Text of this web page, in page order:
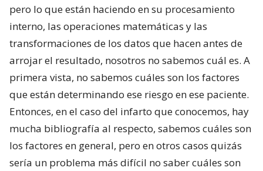
pero lo que están haciendo en su procesamiento
interno, las operaciones matemáticas y las
transformaciones de los datos que hacen antes de
arrojar el resultado, nosotros no sabemos cuál es. A
primera vista, no sabemos cuáles son los factores
que están determinando ese riesgo en ese paciente.
Entonces, en el caso del infarto que conocemos, hay
mucha bibliografía al respecto, sabemos cuáles son
los factores en general, pero en otros casos quizás
sería un problema más difícil no saber cuáles son